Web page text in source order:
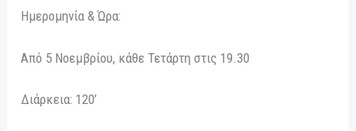
Ημερομηνία & Ώρα:
Από 5 Νοεμβρίου, κάθε Τετάρτη στις 19.30
Διάρκεια: 120’